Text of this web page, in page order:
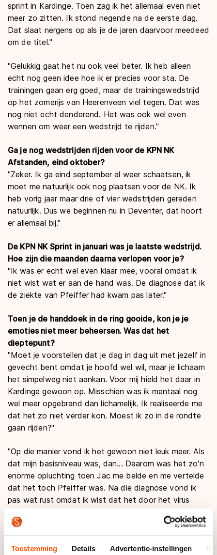
Toestemming Details Advertentie-instellingen
sprint in Kardinge. Toen zag ik het allemaal even niet
meer zo zitten. Ik stond negende na de eerste dag.
Dat slaat nergens op als je de jaren daarvoor meedeed
om de titel."
"Gelukkig gaat het nu ook veel beter. Ik heb alleen
echt nog geen idee hoe ik er precies voor sta. De
trainingen gaan erg goed, maar de trainingswedstrijd
op het zomerijs van Heerenveen viel tegen. Dat was
nog niet echt denderend. Het was ook wel even
wennen om weer een wedstrijd te rijden."
Ga je nog wedstrijden rijden voor de KPN NK
Afstanden, eind oktober?
"Zeker. Ik ga eind september al weer schaatsen, ik
moet me natuurlijk ook nog plaatsen voor de NK. Ik
heb vorig jaar maar drie of vier wedstrijden gereden
natuurlijk. Dus we beginnen nu in Deventer, dat hoort
er allemaal bij."
De KPN NK Sprint in januari was je laatste wedstrijd.
Hoe zijn die maanden daarna verlopen voor je?
"Ik was er echt wel even klaar mee, vooral omdat ik
niet wist wat er aan de hand was. De diagnose dat ik
de ziekte van Pfeiffer had kwam pas later."
Toen je de handdoek in de ring gooide, kon je je
emoties niet meer beheersen. Was dat het
dieptepunt?
"Moet je voorstellen dat je dag in dag uit met jezelf in
gevecht bent omdat je hoofd wel wil, maar je lichaam
het simpelweg niet aankan. Voor mij hield het daar in
Kardinge gewoon op. Misschien was ik mentaal nog
wel meer opgebrand dan lichamelijk. Ik realiseerde me
dat het zo niet verder kon. Moest ik zo in de rondte
gaan rijden?"
"Op die manier vond ik het gewoon niet leuk meer. Als
dat mijn basisniveau was, dan... Daarom was het zo'n
enorme opluchting toen Jac me belde en me vertelde
dat het toch Pfeiffer was. Na die diagnose vond ik
pas wat rust omdat ik wist dat het door het virus
Die diagnose verklaarde alles voor je?
"Echt wel. Ik trainde vier, vijf keer in de week en dat